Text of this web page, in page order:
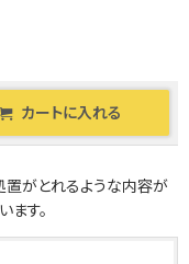
カートに入れる
がとれるような内容が
ます。